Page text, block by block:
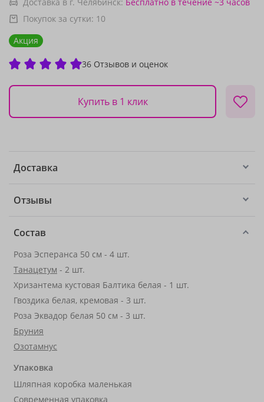
Покупок за сутки: 10
Акция
36 Отзывов и оценок
Купить в 1 клик
Доставка
Отзывы
Состав
Роза Эсперанса 50 см - 4 шт.
Танацетум - 2 шт.
Хризантема кустовая Балтика белая - 1 шт.
Гвоздика белая, кремовая - 3 шт.
Роза Эквадор белая 50 см - 3 шт.
Бруния
Озотамнус
Упаковка
Шляпная коробка маленькая
Современная упаковка